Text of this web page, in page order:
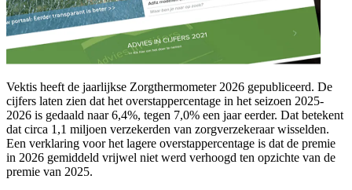
Vektis heeft de jaarlijkse Zorgthermometer 2026 gepubliceerd. De
cijfers laten zien dat het overstappercentage in het seizoen 2025-
2026 is gedaald naar 6,4%, tegen 7,0% een jaar eerder. Dat betekent
dat circa 1,1 miljoen verzekerden van zorgverzekeraar wisselden.
Een verklaring voor het lagere overstappercentage is dat de premie
in 2026 gemiddeld vrijwel niet werd verhoogd ten opzichte van de
premie van 2025.